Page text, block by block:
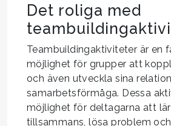
Det roliga med
Teambuildingaktiviteter är en
möjlighet för grupper att
och även utveckla sina
samarbetsförmåga. Dessa
möjlighet för deltagarna att
tillsammans, lösa problem